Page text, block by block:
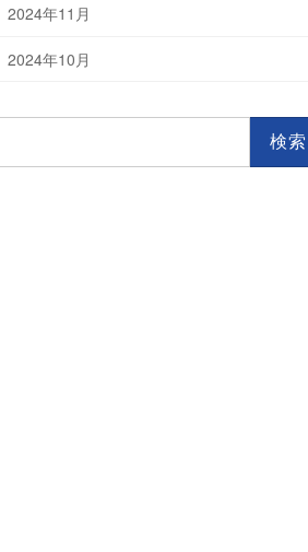
2024年11月
2024年10月